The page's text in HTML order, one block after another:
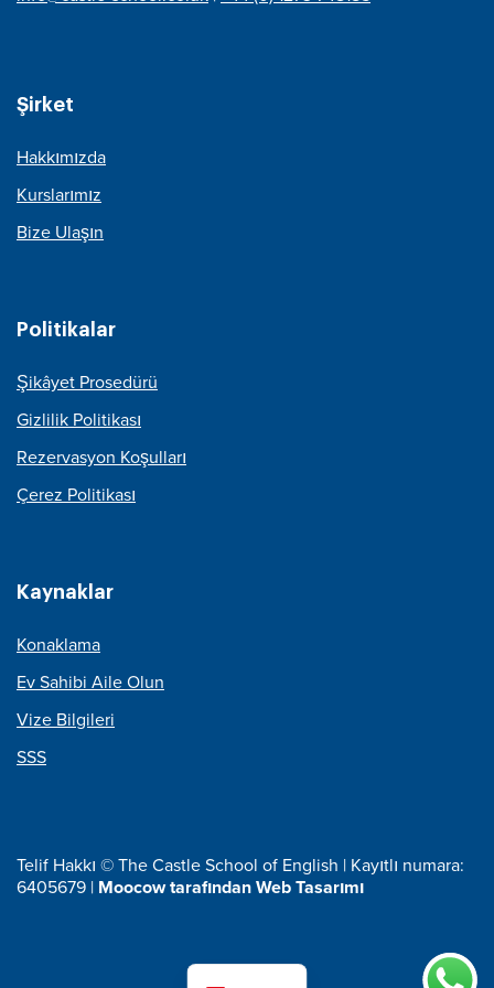
Şirket
Hakkımızda
Kurslarımız
Bize Ulaşın
Politikalar
Şikâyet Prosedürü
Gizlilik Politikası
Rezervasyon Koşulları
Çerez Politikası
Kaynaklar
Konaklama
Ev Sahibi Aile Olun
Vize Bilgileri
SSS
Telif Hakkı © The Castle School of English | Kayıtlı numara:
6405679 | Moocow tarafından Web Tasarımı